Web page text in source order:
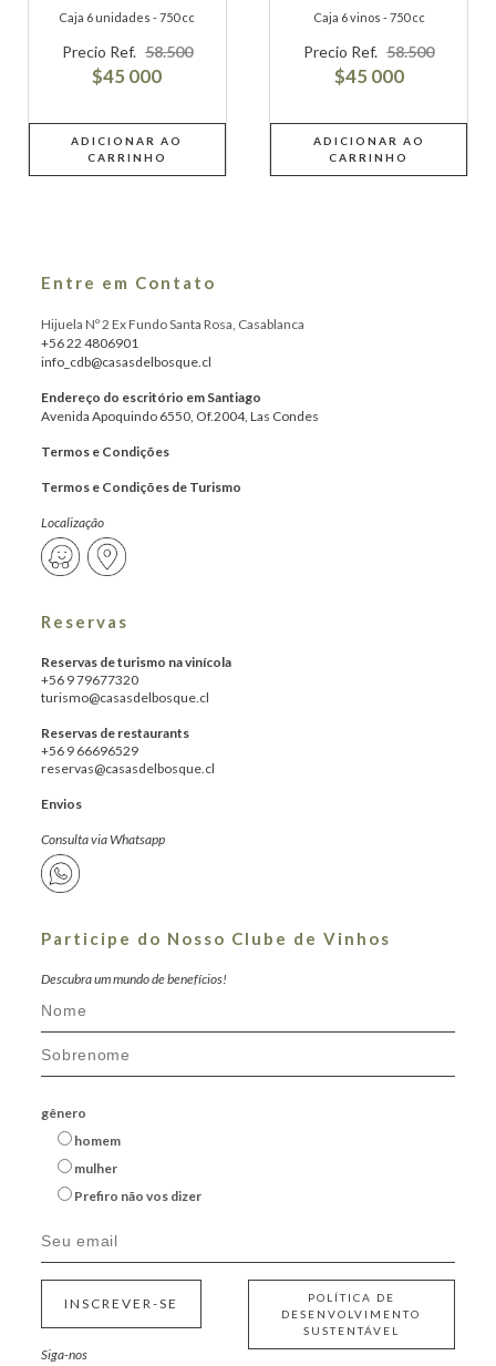
$45 000
Precio Ref. 58.500
Caja 6 unidades - 750 cc
ADICIONAR AO
CARRINHO
$45 000
Precio Ref. 58.500
Caja 6 vinos - 750 cc
ADICIONAR AO
CARRINHO
Entre em Contato
Hijuela Nº 2 Ex Fundo Santa Rosa, Casablanca
+56 22 4806901
info_cdb@casasdelbosque.cl
Endereço do escritório em Santiago
Avenida Apoquindo 6550, Of.2004, Las Condes
Termos e Condições
Termos e Condições de Turismo
Localização
Reservas
Reservas de turismo na vinícola
+56 9 79677320
turismo@casasdelbosque.cl
Reservas de restaurants
+56 9 66696529
reservas@casasdelbosque.cl
Envios
Consulta via Whatsapp
Participe do Nosso Clube de Vinhos
Descubra um mundo de benefícios!
gênero
homem
mulher
Prefiro não vos dizer
INSCREVER-SE
POLÍTICA DE
DESENVOLVIMENTO
SUSTENTÁVEL
Siga-nos